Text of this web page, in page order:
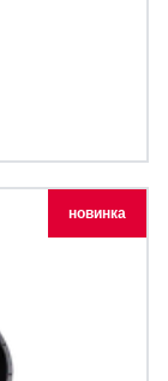
новинка